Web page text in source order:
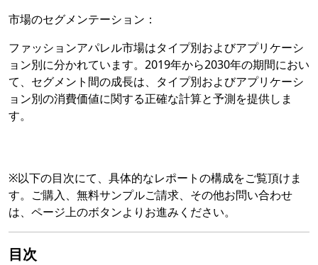
市場のセグメンテーション：
ファッションアパレル市場はタイプ別およびアプリケーシ
ョン別に分かれています。2019年から2030年の期間におい
て、セグメント間の成長は、タイプ別およびアプリケーシ
ョン別の消費価値に関する正確な計算と予測を提供しま
す。
※以下の目次にて、具体的なレポートの構成をご覧頂けま
す。ご購入、無料サンプルご請求、その他お問い合わせ
は、ページ上のボタンよりお進みください。
目次